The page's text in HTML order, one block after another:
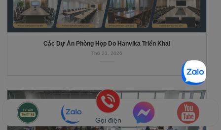
Các Dự Án Phòng Họp Do Hanvika Triển Khai
Th6 23, 2026
Gọi điện